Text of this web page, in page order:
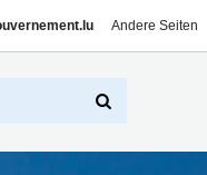
Andere Seiten